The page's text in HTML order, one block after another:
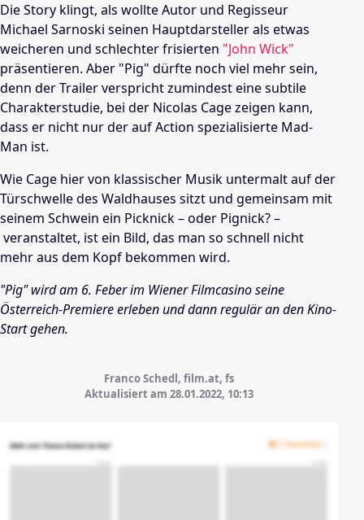
Die Story klingt, als wollte Autor und Regisseur
Michael Sarnoski seinen Hauptdarsteller als etwas
weicheren und schlechter frisierten "John Wick"
präsentieren. Aber "Pig" dürfte noch viel mehr sein,
denn der Trailer verspricht zumindest eine subtile
Charakterstudie, bei der Nicolas Cage zeigen kann,
dass er nicht nur der auf Action spezialisierte Mad-
Man ist.
Wie Cage hier von klassischer Musik untermalt auf der
Türschwelle des Waldhauses sitzt und gemeinsam mit
seinem Schwein ein Picknick – oder Pignick? –
veranstaltet, ist ein Bild, das man so schnell nicht
mehr aus dem Kopf bekommen wird.
"Pig" wird am 6. Feber im Wiener Filmcasino seine
Österreich-Premiere erleben und dann regulär an den Kino-
Start gehen.
Franco Schedl, film.at, fs
Aktualisiert am 28.01.2022, 10:13